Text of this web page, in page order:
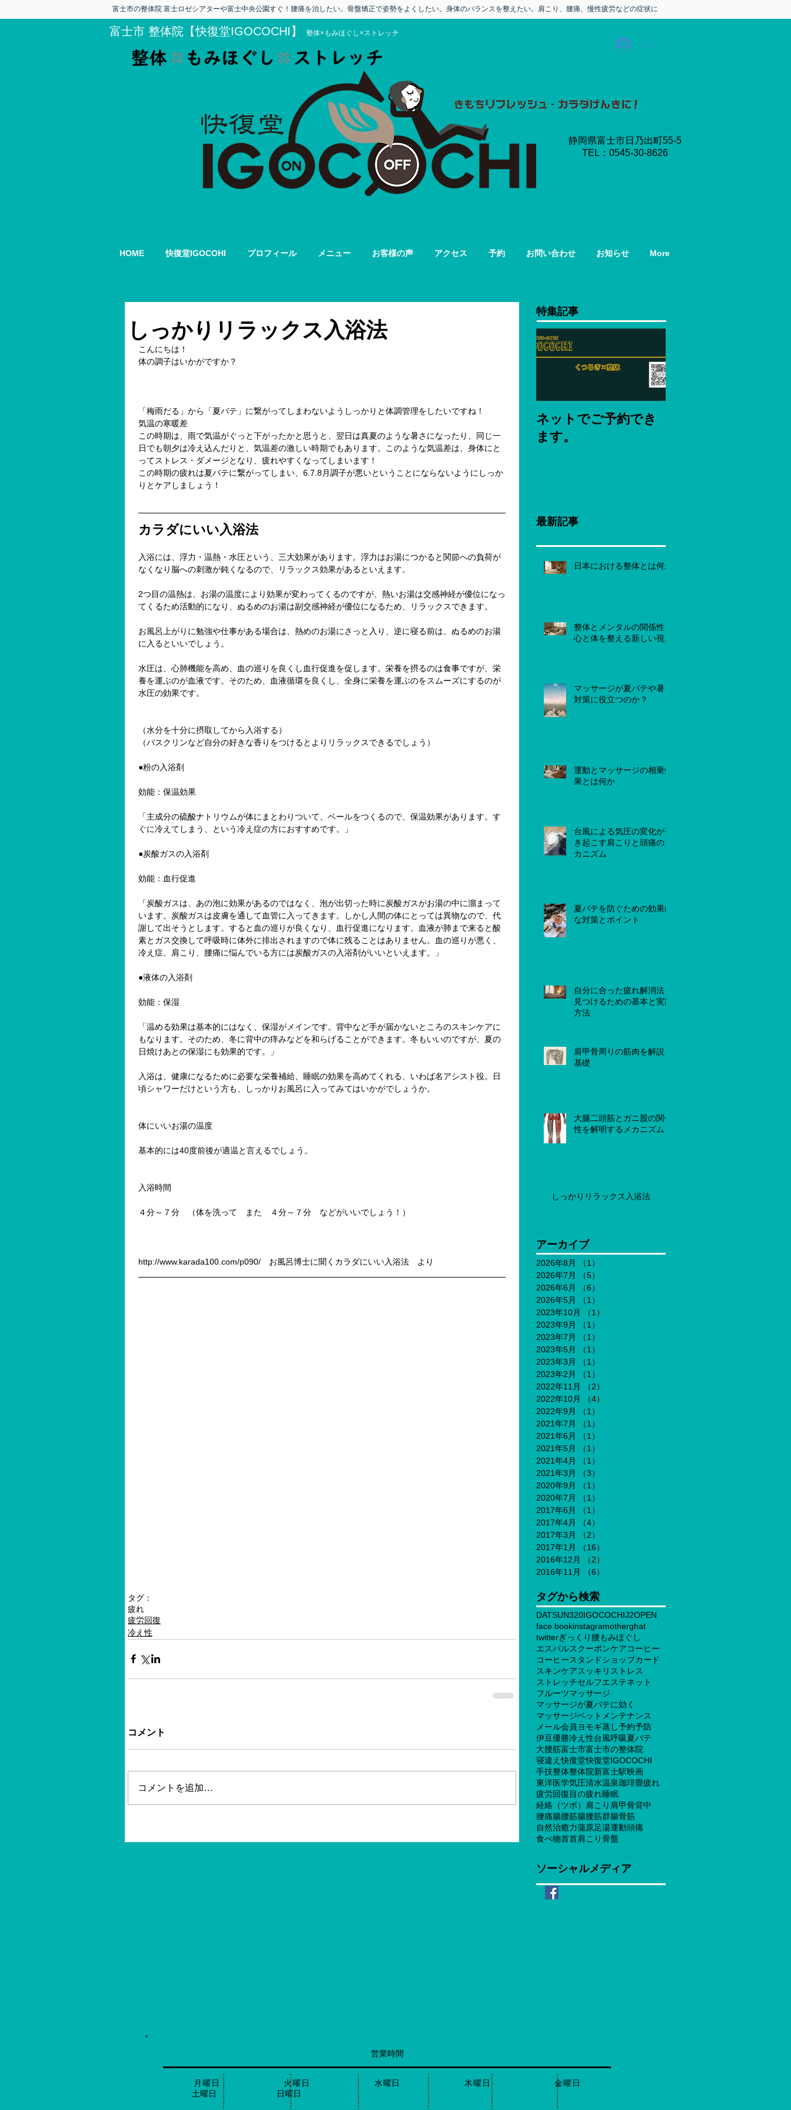
富士市の整体院 富士ロゼシアターや富士中央公園すぐ！ ​腰痛を治したい。骨盤矯正で姿勢をよくしたい。身体のバランスを整えたい。肩こり、腰痛、慢性疲労などの症状に
富士市 整体院【快復堂IGOCOCHI】 整体×もみほぐし×ストレッチ
ログイン
静岡県富士市日乃出町55-5
​TEL：0545-30-8626
HOME 快復堂IGOCOHI プロフィール メニュー お客様の声 アクセス 予約 お問い合わせ お知らせ More
しっかりリラックス入浴法
こんにちは！
体の調子はいかがですか？
「梅雨だる」から「夏バテ」に繋がってしまわないようしっかりと体調管理をしたいですね！
気温の寒暖差
この時期は、雨で気温がぐっと下がったかと思うと、翌日は真夏のような暑さになったり、同じ一
日でも朝夕は冷え込んだりと、気温差の激しい時期でもあります。このような気温差は、身体にと
ってストレス・ダメージとなり、疲れやすくなってしまいます！
この時期の疲れは夏バテに繋がってしまい、6.7.8月調子が悪いということにならないようにしっか
りとケアしましょう！
カラダにいい入浴法
入浴には、浮力・温熱・水圧という、三大効果があります。浮力はお湯につかると関節への負荷が
なくなり脳への刺激が鈍くなるので、リラックス効果があるといえます。
2つ目の温熱は、お湯の温度により効果が変わってくるのですが、熱いお湯は交感神経が優位になっ
てくるため活動的になり、ぬるめのお湯は副交感神経が優位になるため、リラックスできます。
お風呂上がりに勉強や仕事がある場合は、熱めのお湯にさっと入り、逆に寝る前は、ぬるめのお湯
に入るといいでしょう。
水圧は、心肺機能を高め、血の巡りを良くし血行促進を促します。栄養を摂るのは食事ですが、栄
養を運ぶのが血液です。そのため、血液循環を良くし、全身に栄養を運ぶのをスムーズにするのが
水圧の効果です。
（水分を十分に摂取してから入浴する）
（バスクリンなど自分の好きな香りをつけるとよりリラックスできるでしょう）
●粉の入浴剤
効能：保温効果
「主成分の硫酸ナトリウムが体にまとわりついて、ベールをつくるので、保温効果があります。す
ぐに冷えてしまう、という冷え症の方におすすめです。」
●炭酸ガスの入浴剤
効能：血行促進
「炭酸ガスは、あの泡に効果があるのではなく、泡が出切った時に炭酸ガスがお湯の中に溜まって
います。炭酸ガスは皮膚を通して血管に入ってきます。しかし人間の体にとっては異物なので、代
謝して出そうとします。すると血の巡りが良くなり、血行促進になります。血液が肺まで来ると酸
素とガス交換して呼吸時に体外に排出されますので体に残ることはありません。血の巡りが悪く、
冷え症、肩こり、腰痛に悩んでいる方には炭酸ガスの入浴剤がいいといえます。」
●液体の入浴剤
効能：保湿
「温める効果は基本的にはなく、保湿がメインです。背中など手が届かないところのスキンケアに
もなります。そのため、冬に背中の痒みなどを和らげることができます。冬もいいのですが、夏の
日焼けあとの保湿にも効果的です。」
入浴は、健康になるために必要な栄養補給、睡眠の効果を高めてくれる、いわば名アシスト役。日
頃シャワーだけという方も、しっかりお風呂に入ってみてはいかがでしょうか。
体にいいお湯の温度
基本的には40度前後が適温と言えるでしょう。
入浴時間
４分～７分　（体を洗って　また　４分～７分　などがいいでしょう！）
http://www.karada100.com/p090/　お風呂博士に聞くカラダにいい入浴法　より
タグ：
疲れ
疲労回復
冷え性
コメント
コメントを追加…
特集記事
ネットでご予約でき
ます。
最新記事
日本における整体とは何か
整体とメンタルの関係性
心と体を整える新しい視点
マッサージが夏バテや暑さ
対策に役立つのか？
運動とマッサージの相乗効
果とは何か
台風による気圧の変化が引
き起こす肩こりと頭痛のメ
カニズム
夏バテを防ぐための効果的
な対策とポイント
自分に合った疲れ解消法を
見つけるための基本と実践
方法
肩甲骨周りの筋肉を解説
基礎
大腿二頭筋とガニ股の関係
性を解明するメカニズム
しっかりリラックス入浴法
アーカイブ
2026年8月 （1）
2026年7月
（5）
2026年6月
（6）
2026年5月
（1）
2023年10月
（1）
2023年9月
（1）
2023年7月
（1）
2023年5月
（1）
2023年3月
（1）
2023年2月
（1）
2022年11月
（2）
2022年10月
（4）
2022年9月
（1）
2021年7月
（1）
2021年6月
（1）
2021年5月
（1）
2021年4月
（1）
2021年3月
（3）
2020年9月
（1）
2020年7月
（1）
2017年6月
（1）
2017年4月
（4）
2017年3月
（2）
2017年1月
（16）
2016年12月
（2）
2016年11月
（6）
タグから検索
DATSUN320IGOCOCHIJ2OPEN
face bookinstagramotherghat
twitterぎっくり腰もみほぐし
エスパルスクーポンケアコーヒー
コーヒースタンドショップカード
スキンケアスッキリ ストレス
ストレッチセルフエステネット
フルーツマッサージ
マッサージが夏バテに効く
マッサージベット メンテナンス
メール会員 ヨモギ蒸し予約予防
伊豆優勝冷え性台風呼吸夏バテ
大腰筋富士市富士市の整体院
寝違え 快復堂快復堂IGOCOCHI
手技整体整体院新富士駅映画
東洋医学気圧清水温泉珈琲畳疲れ
疲労回復目の疲れ睡眠
経絡（ツボ）
肩こり 肩甲骨背中
腰痛腸腰筋腸腰筋群腸骨筋
自然治癒力蒲原足湯運動頭痛
食べ物首首肩こり骨盤
ソーシャルメディア
営業時間
​ 月曜日 火曜日 水曜日 木曜日 金曜日
土曜日 日曜日